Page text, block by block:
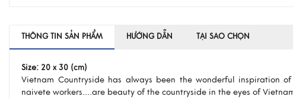
THÔNG TIN SẢN PHẨM HƯỚNG DẪN TẠI SAO CHỌN
Size: 20 x 30 (cm)
Vietnam Countryside has always been the wonderful inspiration
naivete workers....are beauty of the countryside in the eyes of